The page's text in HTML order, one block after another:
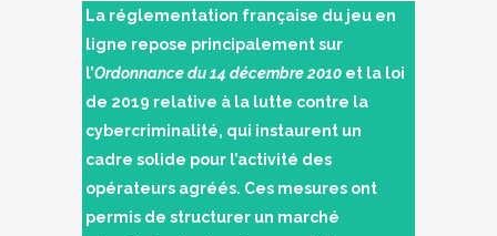
La réglementation française du jeu en
ligne repose principalement sur
l’Ordonnance du 14 décembre 2010 et la loi
de 2019 relative à la lutte contre la
cybercriminalité, qui instaurent un
cadre solide pour l’activité des
opérateurs agréés. Ces mesures ont
permis de structurer un marché